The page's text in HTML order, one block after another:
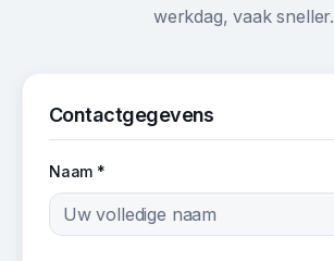
werkdag, vaak sneller.
Contactgegevens
Naam *